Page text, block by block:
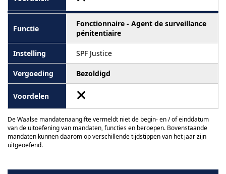
Fonctionnaire - Agent de surveillance
pénitentiaire
SPF Justice
Bezoldigd
De Waalse mandatenaangifte vermeldt niet de begin- en / of einddatum
van de uitoefening van mandaten, functies en beroepen. Bovenstaande
mandaten kunnen daarom op verschillende tijdstippen van het jaar zijn
uitgeoefend.